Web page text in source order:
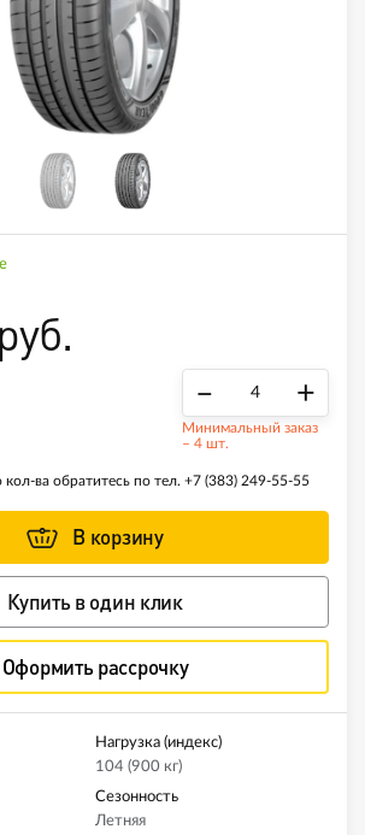
– +
Минимальный заказ
– 4 шт.
кол-ва обратитесь по тел. +7 (383) 249-55-55
В корзину
Купить в один клик
Оформить рассрочку
Нагрузка (индекс)
104 (900 кг)
Сезонность
Летняя